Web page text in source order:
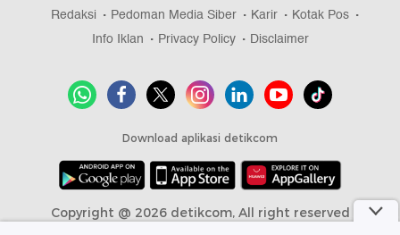
Redaksi Pedoman Media Siber Karir
Kotak Pos
Info Iklan
Privacy Policy Disclaimer
Download aplikasi detikcom
Copyright @ 2026 detikcom, All right reserved